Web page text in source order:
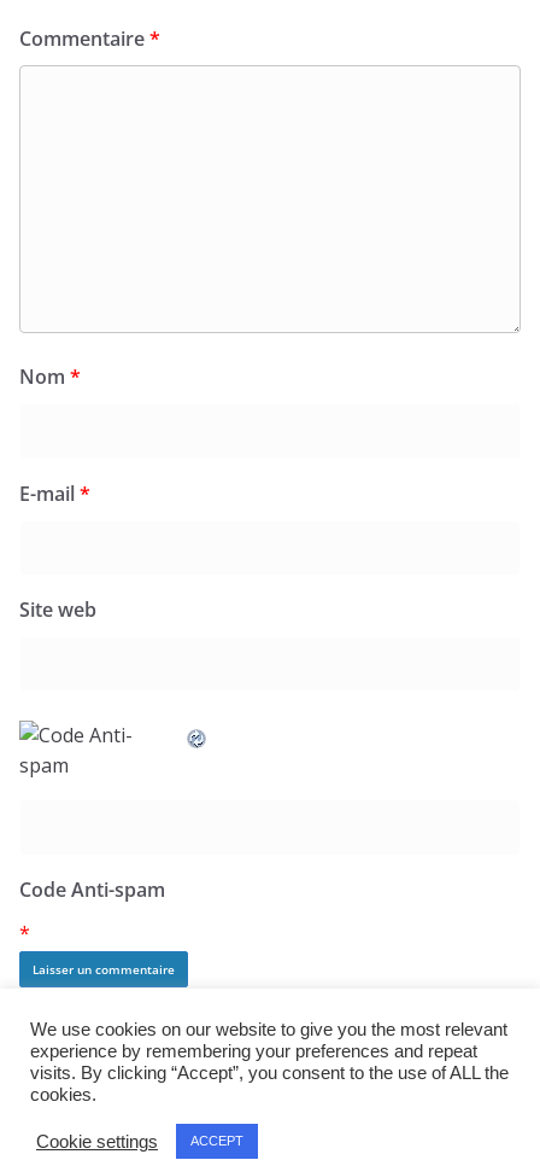
Commentaire*
Nom *
E-mail*
Site web
Code Anti-spam
*
Copyright © 2026j:mag
Theme:ColorMag Proby ThemeGrill. Powered by
We use cookies on our website to give you the most relevant
experience by remembering your preferences and repeat
visits. By clicking “Accept”, you consent to the use of ALL the
cookies.
Cookie settings ACCEPT